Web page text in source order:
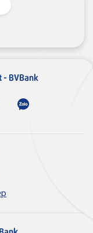
- BVBank